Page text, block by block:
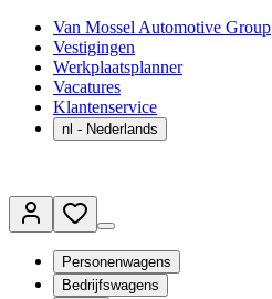
Van Mossel Automotive Group
Vestigingen
Werkplaatsplanner
Vacatures
Klantenservice
nl - Nederlands
Personenwagens
Bedrijfswagens